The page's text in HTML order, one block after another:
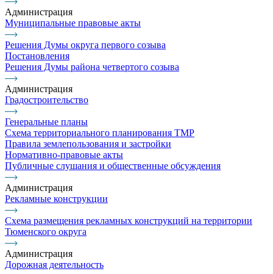
Администрация
Муниципальные правовые акты
Решения Думы округа первого созыва
Постановления
Решения Думы района четвертого созыва
Администрация
Градостроительство
Генеральные планы
Схема территориального планирования ТМР
Правила землепользования и застройки
Нормативно-правовые акты
Публичные слушания и общественные обсуждения
Администрация
Рекламные конструкции
Схема размещения рекламных конструкций на территории
Тюменского округа
Администрация
Дорожная деятельность